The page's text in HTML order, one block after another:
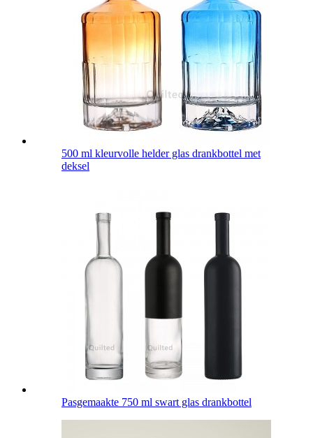
500 ml kleurvolle helder glas drankbottel met
deksel
Pasgemaakte 750 ml swart glas drankbottel